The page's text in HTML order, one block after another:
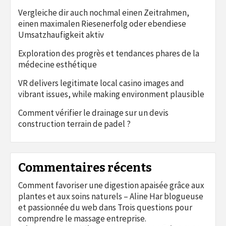
Vergleiche dir auch nochmal einen Zeitrahmen,
einen maximalen Riesenerfolg oder ebendiese
Umsatzhaufigkeit aktiv
Exploration des progrès et tendances phares de la
médecine esthétique
VR delivers legitimate local casino images and
vibrant issues, while making environment plausible
Comment vérifier le drainage sur un devis
construction terrain de padel ?
Commentaires récents
Comment favoriser une digestion apaisée grâce aux
plantes et aux soins naturels – Aline Har blogueuse
et passionnée du webdans Trois questions pour
comprendre le massage entreprise.